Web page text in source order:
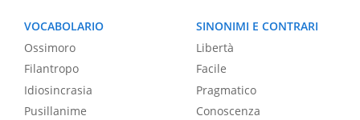
VOCABOLARIO
Ossimoro
Filantropo
Idiosincrasia
Pusillanime
SINONIMI E CONTRARI
Libertà
Facile
Pragmatico
Conoscenza